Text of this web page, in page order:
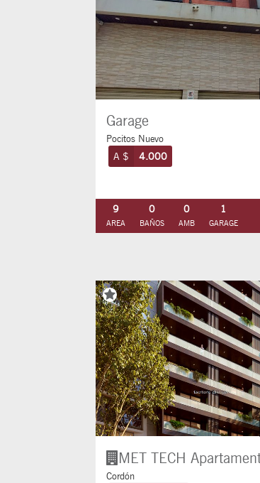
Garage
Pocitos Nuevo
A $ 4.000
9
AREA
0
BAÑOS
0
AMB
1
GARAGE
MET TECH
Cordón